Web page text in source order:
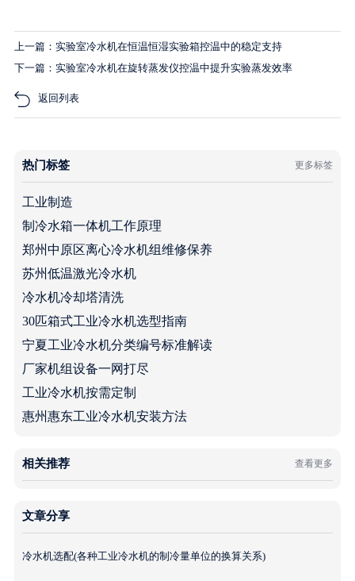
上一篇：实验室冷水机在恒温恒湿实验箱控温中的稳定支持
下一篇：实验室冷水机在旋转蒸发仪控温中提升实验蒸发效率
返回列表
热门标签 更多标签
工业制造
制冷水箱一体机工作原理
郑州中原区离心冷水机组维修保养
苏州低温激光冷水机
冷水机冷却塔清洗
30匹箱式工业冷水机选型指南
宁夏工业冷水机分类编号标准解读
厂家机组设备一网打尽
工业冷水机按需定制
惠州惠东工业冷水机安装方法
相关推荐 查看更多
文章分享
冷水机选配(各种工业冷水机的制冷量单位的换算关系)